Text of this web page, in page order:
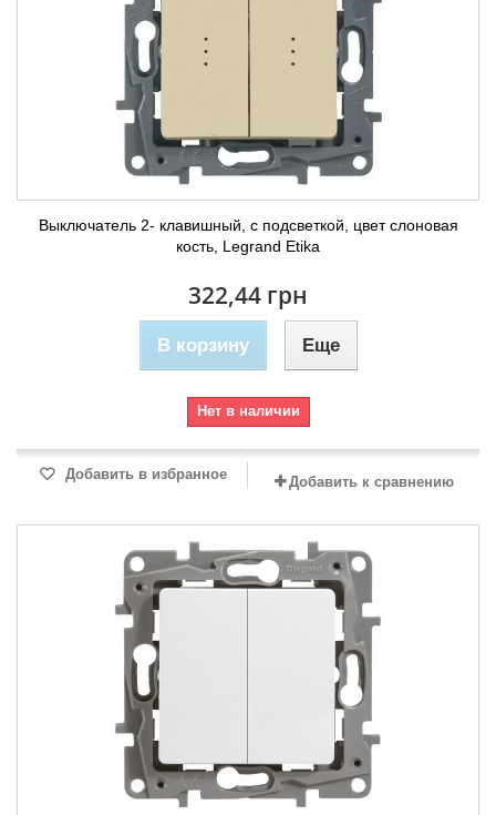
Выключатель 2- клавишный, с подсветкой, цвет слоновая
кость, Legrand Etika
322,44 грн
В корзину Еще
Нет в наличии
Добавить в избранное Добавить к сравнению